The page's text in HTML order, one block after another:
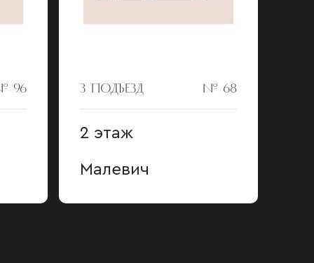
96 3 ПОДЪЕЗД № 68
2 этаж
Малевич